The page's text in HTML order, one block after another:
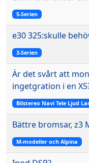
5-Serien
e30 325:skulle
3-Serien
Är det svårt att
ingetgration i en
Bilstereo Navi Tele Ljud
Bättre bromsar, z3
M-modeller och Alpina